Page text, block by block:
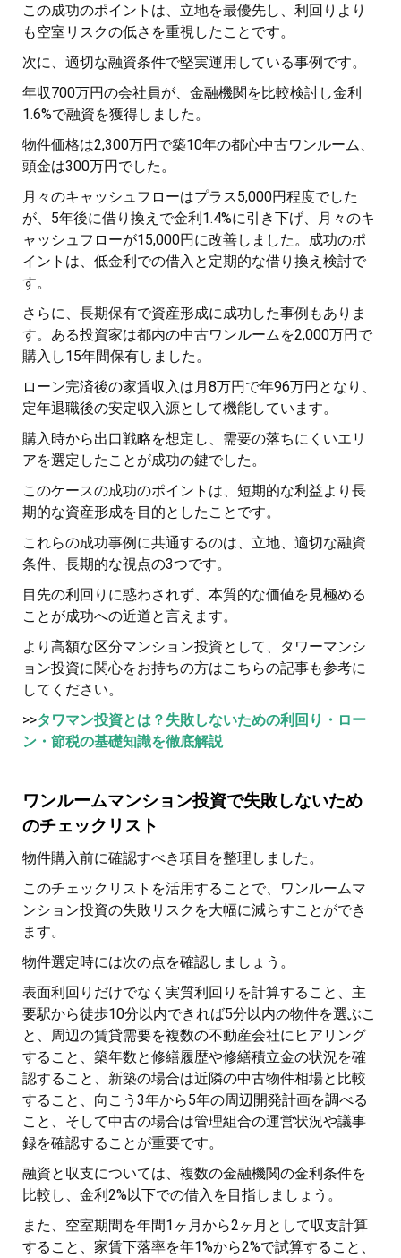
この成功のポイントは、立地を最優先し、利回りより
も空室リスクの低さを重視したことです。
次に、適切な融資条件で堅実運用している事例です。
年収700万円の会社員が、金融機関を比較検討し金利
1.6%で融資を獲得しました。
物件価格は2,300万円で築10年の都心中古ワンルーム、
頭金は300万円でした。
月々のキャッシュフローはプラス5,000円程度でした
が、5年後に借り換えで金利1.4%に引き下げ、月々のキ
ャッシュフローが15,000円に改善しました。成功のポ
イントは、低金利での借入と定期的な借り換え検討で
す。
さらに、長期保有で資産形成に成功した事例もありま
す。ある投資家は都内の中古ワンルームを2,000万円で
購入し15年間保有しました。
ローン完済後の家賃収入は月8万円で年96万円となり、
定年退職後の安定収入源として機能しています。
購入時から出口戦略を想定し、需要の落ちにくいエリ
アを選定したことが成功の鍵でした。
このケースの成功のポイントは、短期的な利益より長
期的な資産形成を目的としたことです。
これらの成功事例に共通するのは、立地、適切な融資
条件、長期的な視点の3つです。
目先の利回りに惑わされず、本質的な価値を見極める
ことが成功への近道と言えます。
より高額な区分マンション投資として、タワーマンシ
ョン投資に関心をお持ちの方はこちらの記事も参考に
してください。
>>タワマン投資とは？失敗しないための利回り・ロー
ン・節税の基礎知識を徹底解説
ワンルームマンション投資で失敗しないため
のチェックリスト
物件購入前に確認すべき項目を整理しました。
このチェックリストを活用することで、ワンルームマ
ンション投資の失敗リスクを大幅に減らすことができ
ます。
物件選定時には次の点を確認しましょう。
表面利回りだけでなく実質利回りを計算すること、主
要駅から徒歩10分以内できれば5分以内の物件を選ぶこ
と、周辺の賃貸需要を複数の不動産会社にヒアリング
すること、築年数と修繕履歴や修繕積立金の状況を確
認すること、新築の場合は近隣の中古物件相場と比較
すること、向こう3年から5年の周辺開発計画を調べる
こと、そして中古の場合は管理組合の運営状況や議事
録を確認することが重要です。
融資と収支については、複数の金融機関の金利条件を
比較し、金利2%以下での借入を目指しましょう。
また、空室期間を年間1ヶ月から2ヶ月として収支計算
すること、家賃下落率を年1%から2%で試算すること、